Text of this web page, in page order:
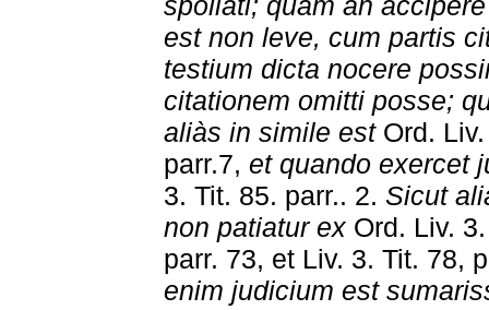
est non leve, cum partis
testium dicta nocere
citationem omitti posse;
aliàs in simile estOrd. Liv.
parr.7, et quando exercet
3. Tit. 85. parr.. 2. Sicut
non patiatur ex Ord. Liv.
parr. 73, et Liv. 3. Tit. 78,
enim judicium est